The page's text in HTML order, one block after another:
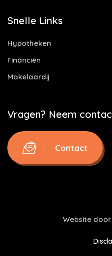
Snelle Links
Hypotheken
Financiën
Makelaardij
Vragen? Neem
Contact
Website door